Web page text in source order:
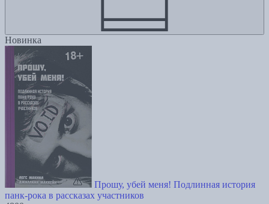
Новинка
Прошу, убей меня! Подлинная история
панк-рока в рассказах участников